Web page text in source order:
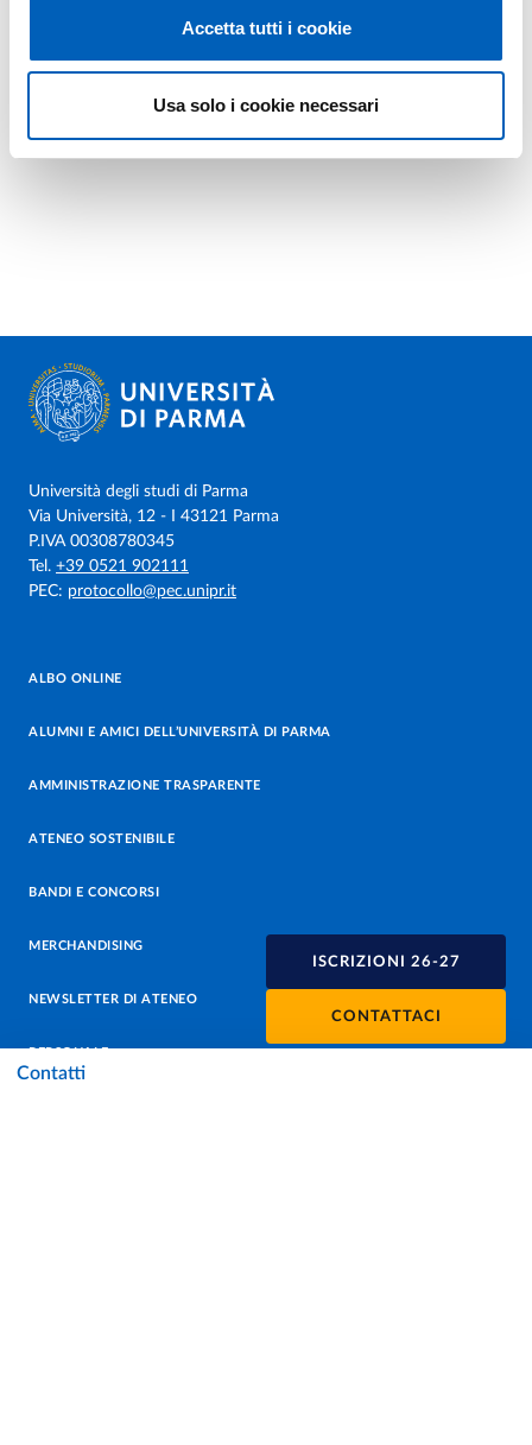
Accetta tutti i cookie
Usa solo i cookie necessari
ISCRIZIONI 26-27
CONTATTACI
Contatti
Università degli studi di Parma
Via Università, 12 - I 43121 Parma
P.IVA 00308780345
Tel. +39 0521 902111
PEC: protocollo@pec.unipr.it
ALBO ONLINE
ALUMNI E AMICI DELL’UNIVERSITÀ DI PARMA
AMMINISTRAZIONE TRASPARENTE
ATENEO SOSTENIBILE
BANDI E CONCORSI
MERCHANDISING
NEWSLETTER DI ATENEO
PERSONALE